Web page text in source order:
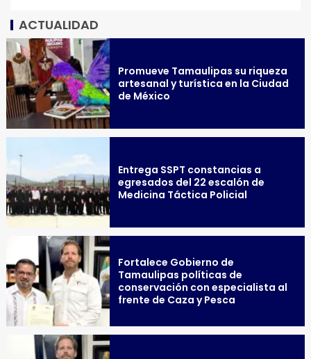
ACTUALIDAD
Promueve Tamaulipas su riqueza
artesanal y turística en la Ciudad
de México
Entrega SSPT constancias a
egresados del 22 escalón de
Medicina Táctica Policial
Fortalece Gobierno de
Tamaulipas políticas de
conservación con especialista al
frente de Caza y Pesca